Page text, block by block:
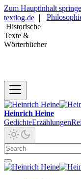
Zum Hauptinhalt
textlog.de
Historische
Texte &
Wörterbücher
Heinrich Heine
GedichteErzählungen